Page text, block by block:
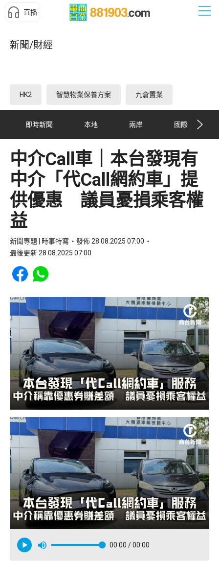
直播
新聞/財經
HK2 智慧物業保養方案 九倉置業
即時新聞 本地 兩岸 國際
中介Call車｜本台發現有
中介「代Call網約車」提
供優惠 議員憂損乘客權
益
新聞專題 | 時事特寫
發佈 28.08.2025 07:00
最後更新 28.08.2025 07:00
Share to Facebook
Share to WhatsApp
00:00 / 00:00